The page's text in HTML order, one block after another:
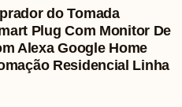
do Tomada
Plug Com Monitor De
Alexa Google Home
Residencial Linha